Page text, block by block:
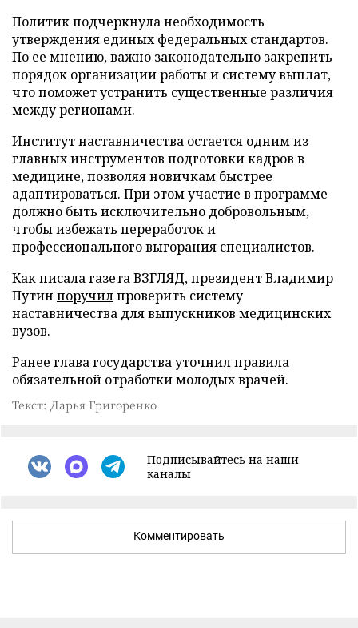
Политик подчеркнула необходимость
утверждения единых федеральных стандартов.
По ее мнению, важно законодательно закрепить
порядок организации работы и систему выплат,
что поможет устранить существенные различия
между регионами.
Институт наставничества остается одним из
главных инструментов подготовки кадров в
медицине, позволяя новичкам быстрее
адаптироваться. При этом участие в программе
должно быть исключительно добровольным,
чтобы избежать переработок и
профессионального выгорания специалистов.
Как писала газета ВЗГЛЯД, президент Владимир
Путин поручилпроверить систему
наставничества для выпускников медицинских
вузов.
Ранее глава государствауточнилправила
обязательной отработки молодых врачей.
Текст: Дарья Григоренко
Подписывайтесь на наши
каналы
Комментировать